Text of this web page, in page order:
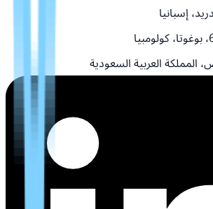
المملكة العربية السعودية